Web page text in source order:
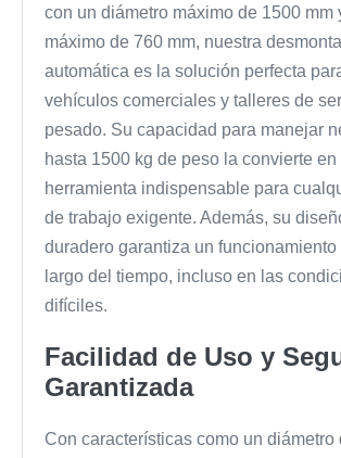
con un diámetro máximo de 1500 mm
máximo de 760 mm, nuestra
automática es la solución perfecta
vehículos comerciales y talleres de
pesado. Su capacidad para manejar
hasta 1500 kg de peso la convierte en
herramienta indispensable para
de trabajo exigente. Además, su
duradero garantiza un
largo del tiempo, incluso en las
difíciles.
Facilidad de Uso y
Garantizada
Con características como un diámetro